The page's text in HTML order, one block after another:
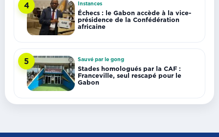
4 Instances
Échecs : le Gabon accède à la vice-
présidence de la Confédération
africaine
5 Sauvé par le gong
Stades homologués par la CAF :
Franceville, seul rescapé pour le
Gabon